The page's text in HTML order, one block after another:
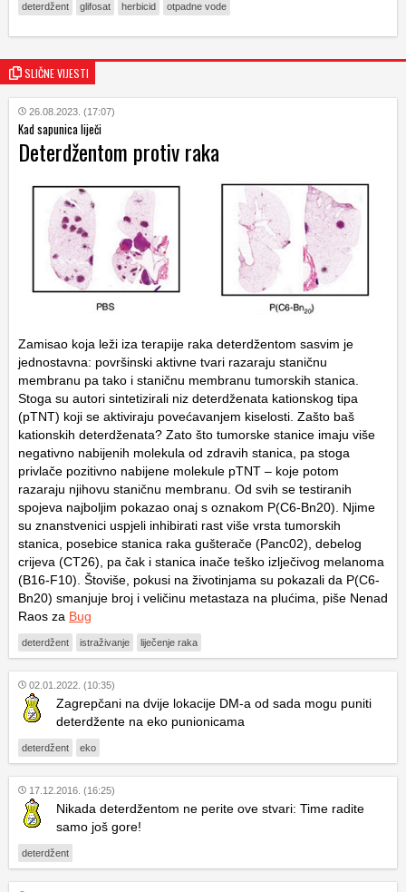
deterdžent glifosat herbicid otpadne vode
SLIČNE VIJESTI
26.08.2023. (17:07)
Kad sapunica liječi
Deterdžentom protiv raka
Zamisao koja leži iza terapije raka deterdžentom sasvim je
jednostavna: površinski aktivne tvari razaraju staničnu
membranu pa tako i staničnu membranu tumorskih stanica.
Stoga su autori sintetizirali niz deterdženata kationskog tipa
(pTNT) koji se aktiviraju povećavanjem kiselosti. Zašto baš
kationskih deterdženata? Zato što tumorske stanice imaju više
negativno nabijenih molekula od zdravih stanica, pa stoga
privlače pozitivno nabijene molekule pTNT – koje potom
razaraju njihovu staničnu membranu. Od svih se testiranih
spojeva najboljim pokazao onaj s oznakom P(C6-Bn20). Njime
su znanstvenici uspjeli inhibirati rast više vrsta tumorskih
stanica, posebice stanica raka gušterače (Panc02), debelog
crijeva (CT26), pa čak i stanica inače teško izlječivog melanoma
(B16-F10). Štoviše, pokusi na životinjama su pokazali da P(C6-
Bn20) smanjuje broj i veličinu metastaza na plućima, piše Nenad
Raos za Bug
deterdžent istraživanje liječenje raka
02.01.2022. (10:35)
Zagrepčani na dvije lokacije DM-a od sada mogu puniti
deterdžente na eko punionicama
deterdžent eko
17.12.2016. (16:25)
Nikada deterdžentom ne perite ove stvari: Time radite
samo još gore!
deterdžent